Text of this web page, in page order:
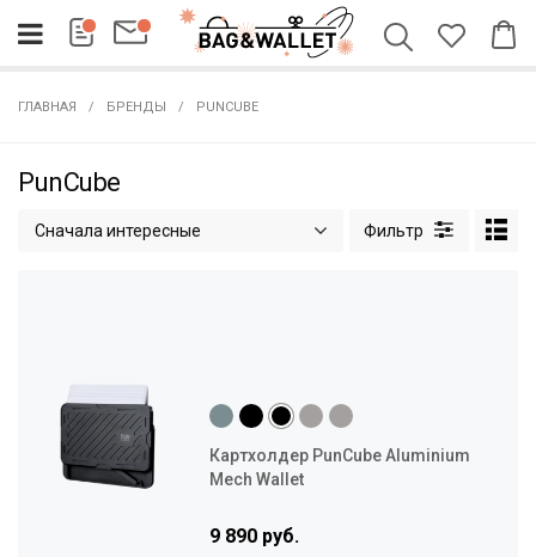
ГЛАВНАЯ БРЕНДЫ PUNCUBE
PunCube
Сначала интересные
Картхолдер PunCube Aluminium
Mech Wallet
9 890 руб.